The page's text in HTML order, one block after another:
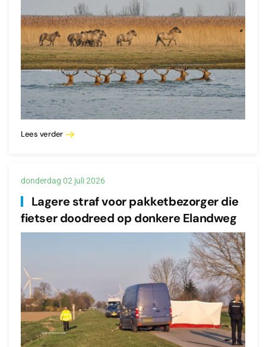
Lees verder
donderdag 02 juli 2026
Lagere straf voor pakketbezorger die
fietser doodreed op donkere Elandweg